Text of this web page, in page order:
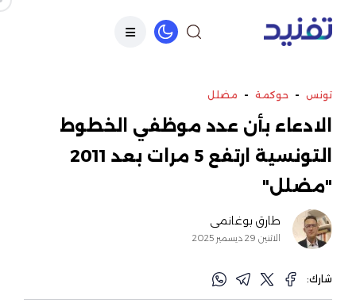
تونس - حوكمة - مضلل
الادعاء بأن عدد موظفي الخطوط
التونسية ارتفع 5 مرات بعد 2011
"مضلل"
طارق بوغانمي
الاثنين 29 ديسمبر 2025
شارك: